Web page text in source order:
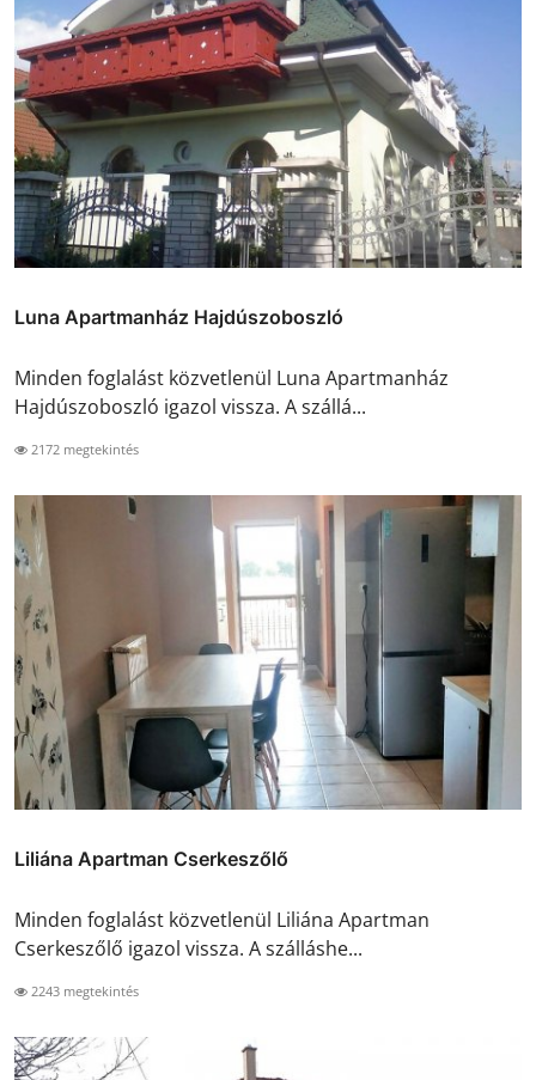
Luna Apartmanház Hajdúszoboszló
Minden foglalást közvetlenül Luna Apartmanház
Hajdúszoboszló igazol vissza. A szállá...
2172 megtekintés
Liliána Apartman Cserkeszőlő
Minden foglalást közvetlenül Liliána Apartman
Cserkeszőlő igazol vissza. A szálláshe...
2243 megtekintés